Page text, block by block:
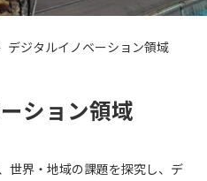
デジタルイノベーション領域
ション領域
世界・地域の課題を探究し、デ